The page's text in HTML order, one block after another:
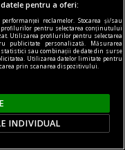
de filme care aduc
creații
din spațiul
pentru a oferi:
reclamelor. Stocarea și/sau
pentru selectarea conținutului
Utilizarea profilurilor pentru selectarea
publicitate personalizată. Măsurarea
sau combinații de date din surse
Utilizarea datelor limitate pentru
prin scanarea dispozitivului.
INDIVIDUAL